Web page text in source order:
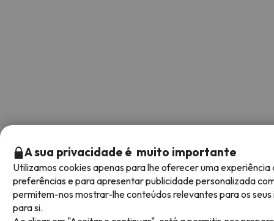
A sua privacidade é muito importante
Utilizamos cookies apenas para lhe oferecer uma
preferências e para apresentar publicidade personalizada
permitem-nos mostrar-lhe conteúdos relevantes para os
para si.